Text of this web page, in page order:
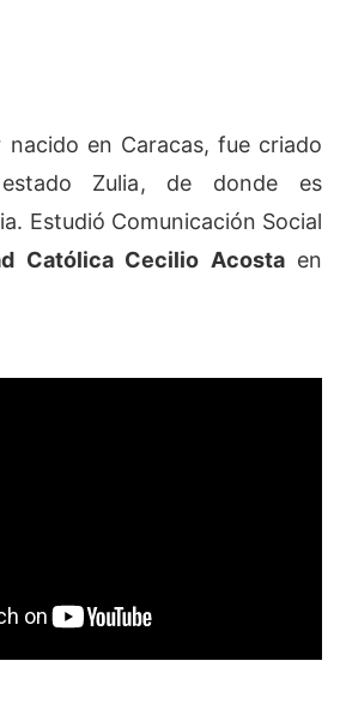
nacido en Caracas, fue criado
Zulia, de donde es
Estudió Comunicación Social
Católica Cecilio Acostaen